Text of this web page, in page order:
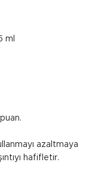
ml
azaltmaya
hafifletir.